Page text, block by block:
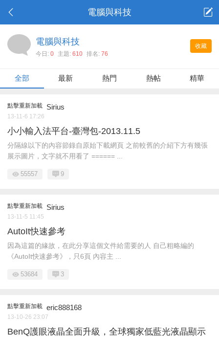
電腦與科技
收藏
電腦與科技
今日: 0 主題: 610 排名: 76
全部 最新 熱門 熱帖 精華
點擊重新加載 Sirius
13-11-6 17:26
小小輸入法平台-臺灣包-2013.11.5
分隔線以下的內容節錄自原始下載網頁 之前較舊的介紹下方有幾張
展示圖片，文字就不用看了 ====== ...
55557 9
點擊重新加載 Sirius
13-11-5 11:45
AutoIt快速參考
因為這篇的緣故，在此分享這個文件給需要的人 自己粗略編的
《AutoIt快速參考》，只6頁 內容主 ...
53684 3
點擊重新加載 eric888168
13-10-26 23:07
BenQ護眼液晶全面升級，全球獨家低藍光液晶顯示